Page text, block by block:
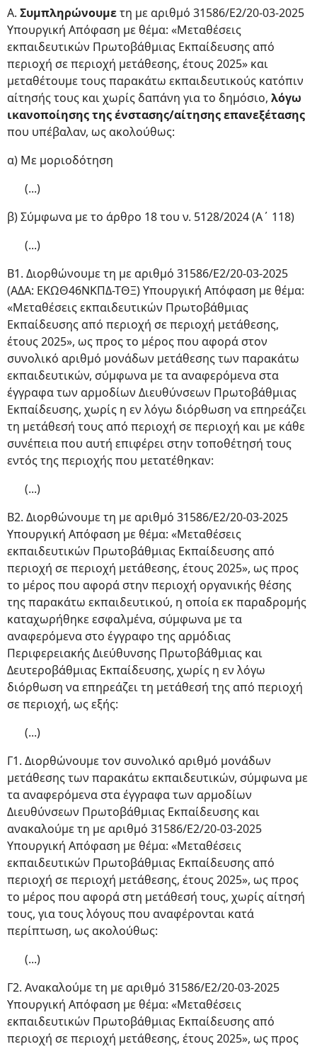
A. Συμπληρώνουμετη με αριθμό 31586/Ε2/20-03-2025
Υπουργική Απόφαση με θέμα: «Μεταθέσεις
εκπαιδευτικών Πρωτοβάθμιας Εκπαίδευσης από
περιοχή σε περιοχή μετάθεσης, έτους 2025» και
μεταθέτουμε τους παρακάτω εκπαιδευτικούς κατόπιν
αίτησής τους και χωρίς δαπάνη για το δημόσιο, λόγω
ικανοποίησης της ένστασης/αίτησης επανεξέτασης
που υπέβαλαν, ως ακολούθως:
α) Με μοριοδότηση
(...)
β) Σύμφωνα με το άρθρο 18 του ν. 5128/2024 (Α΄ 118)
(...)
Β1. Διορθώνουμε τη με αριθμό 31586/Ε2/20-03-2025
(ΑΔΑ: ΕΚΩΘ46ΝΚΠΔ-ΤΘΞ) Υπουργική Απόφαση με θέμα:
«Μεταθέσεις εκπαιδευτικών Πρωτοβάθμιας
Εκπαίδευσης από περιοχή σε περιοχή μετάθεσης,
έτους 2025», ως προς το μέρος που αφορά στον
συνολικό αριθμό μονάδων μετάθεσης των παρακάτω
εκπαιδευτικών, σύμφωνα με τα αναφερόμενα στα
έγγραφα των αρμοδίων Διευθύνσεων Πρωτοβάθμιας
Εκπαίδευσης, χωρίς η εν λόγω διόρθωση να επηρεάζει
τη μετάθεσή τους από περιοχή σε περιοχή και με κάθε
συνέπεια που αυτή επιφέρει στην τοποθέτησή τους
εντός της περιοχής που μετατέθηκαν:
(...)
Β2. Διορθώνουμε τη με αριθμό 31586/Ε2/20-03-2025
Υπουργική Απόφαση με θέμα: «Μεταθέσεις
εκπαιδευτικών Πρωτοβάθμιας Εκπαίδευσης από
περιοχή σε περιοχή μετάθεσης, έτους 2025», ως προς
το μέρος που αφορά στην περιοχή οργανικής θέσης
της παρακάτω εκπαιδευτικού, η οποία εκ παραδρομής
καταχωρήθηκε εσφαλμένα, σύμφωνα με τα
αναφερόμενα στο έγγραφο της αρμόδιας
Περιφερειακής Διεύθυνσης Πρωτοβάθμιας και
Δευτεροβάθμιας Εκπαίδευσης, χωρίς η εν λόγω
διόρθωση να επηρεάζει τη μετάθεσή της από περιοχή
σε περιοχή, ως εξής:
(...)
Γ1. Διορθώνουμε τον συνολικό αριθμό μονάδων
μετάθεσης των παρακάτω εκπαιδευτικών, σύμφωνα με
τα αναφερόμενα στα έγγραφα των αρμοδίων
Διευθύνσεων Πρωτοβάθμιας Εκπαίδευσης και
ανακαλούμε τη με αριθμό 31586/Ε2/20-03-2025
Υπουργική Απόφαση με θέμα: «Μεταθέσεις
εκπαιδευτικών Πρωτοβάθμιας Εκπαίδευσης από
περιοχή σε περιοχή μετάθεσης, έτους 2025», ως προς
το μέρος που αφορά στη μετάθεσή τους, χωρίς αίτησή
τους, για τους λόγους που αναφέρονται κατά
περίπτωση, ως ακολούθως:
(...)
Γ2. Ανακαλούμε τη με αριθμό 31586/Ε2/20-03-2025
Υπουργική Απόφαση με θέμα: «Μεταθέσεις
εκπαιδευτικών Πρωτοβάθμιας Εκπαίδευσης από
περιοχή σε περιοχή μετάθεσης, έτους 2025», ως προς